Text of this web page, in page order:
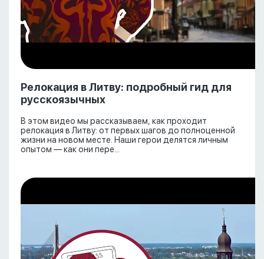
Релокация в Литву: подробный гид для
русскоязычных
В этом видео мы рассказываем, как проходит
релокация в Литву: от первых шагов до полноценной
жизни на новом месте. Наши герои делятся личным
опытом — как они пере...